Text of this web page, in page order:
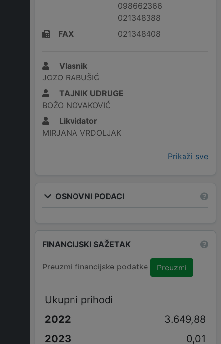
098662366
021348388
FAX
021348408
Vlasnik
JOZO RABUŠIĆ
TAJNIK UDRUGE
BOŽO NOVAKOVIĆ
Likvidator
MIRJANA VRDOLJAK
Prikaži sve
OSNOVNI PODACI
FINANCIJSKI SAŽETAK
Preuzmi financijske podatke Preuzmi
Ukupni prihodi
3.649,88
0,01